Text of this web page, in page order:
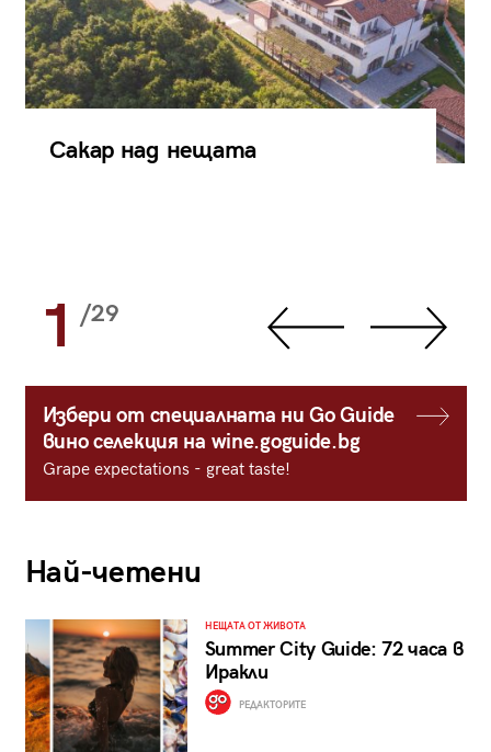
Сакар над нещата
1 /29
Избери от специалната ни Go Guide
вино селекция на wine.goguide.bg
Grape expectations - great taste!
Най-четени
НЕЩАТА ОТ ЖИВОТА
Summer City Guide: 72 часа в
Иракли
РЕДАКТОРИТЕ